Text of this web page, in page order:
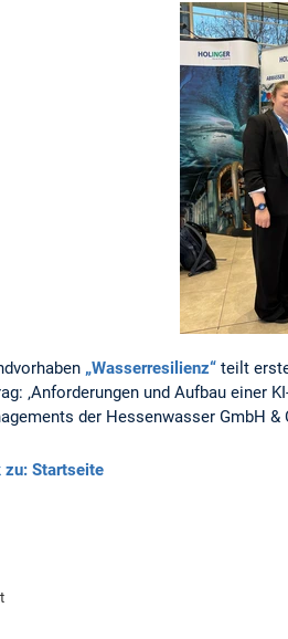
„Wasserresilienz“ teilt
‚Anforderungen und Aufbau einer
der Hessenwasser GmbH &
zu: Startseite